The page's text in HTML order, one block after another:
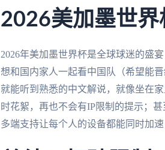
2026美加墨世
2026年美加墨世界杯是全球球迷的盛
想和国内家人一起看中国队（希望能
就能听到熟悉的中文解说，就像坐在
时花絮，再也不会有IP限制的提示；
多端支持让每个人的设备都能同时加